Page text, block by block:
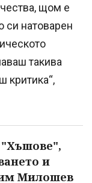
щом е
си натоварен
такива
критика“,
"Хъшове",
и
Милошев